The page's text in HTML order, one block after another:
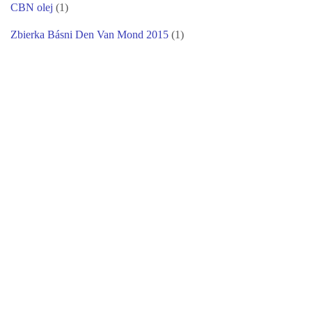
CBN olej (1)
Zbierka Básni Den Van Mond 2015 (1)